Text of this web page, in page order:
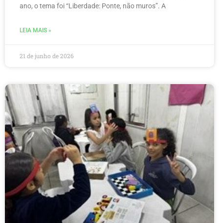
ano, o tema foi “Liberdade: Ponte, não muros”. A
LEIA MAIS »
21 de junho de 2026